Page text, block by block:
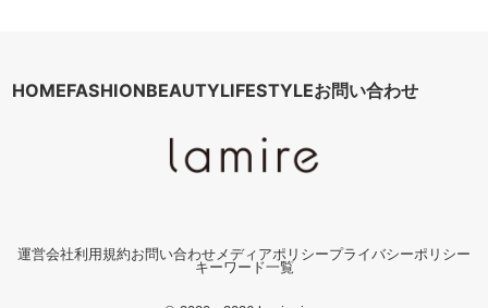
HOMEFASHIONBEAUTYLIFESTYLEお問い合わせ
運営会社利用規約お問い合わせメディアポリシープライバシーポリシー
キーワード一覧